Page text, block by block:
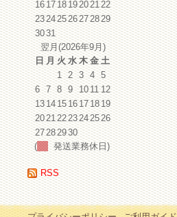
16 17 18 19202122
23242526272829
3031
翌月(2026年9月)
日 月 火 水 木 金 土
1 2 3 4 5
6 7 8 9 10 11 12
13 14 15 16 17 18 19
20212223242526
27282930
(
発送業務休日)
RSS